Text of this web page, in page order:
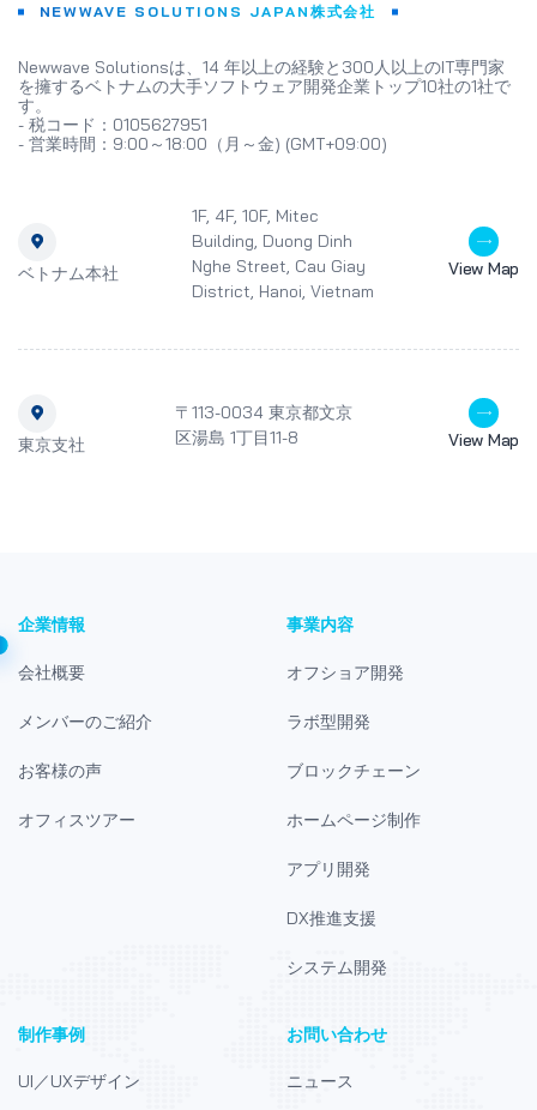
NEWWAVE SOLUTIONS JAPAN株式会社
Newwave Solutionsは、14 年以上の経験と300人以上のIT専門家
を擁するベトナムの大手ソフトウェア開発企業トップ10社の1社で
す。
- 税コード：0105627951
- 営業時間：9:00～18:00（月～金) (GMT+09:00)
ベトナム本社
1F, 4F, 10F, Mitec
Building, Duong Dinh
Nghe Street, Cau Giay
District, Hanoi, Vietnam
View Map
東京支社
〒113-0034 東京都文京
区湯島 1丁目11-8
View Map
企業情報
会社概要
メンバーのご紹介
お客様の声
オフィスツアー
事業内容
オフショア開発
ラボ型開発
ブロックチェーン
ホームページ制作
アプリ開発
DX推進支援
システム開発
制作事例
UI／UXデザイン
お問い合わせ
ニュース